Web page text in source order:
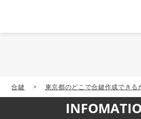
合鍵 > 東京都のどこで合鍵作成できる